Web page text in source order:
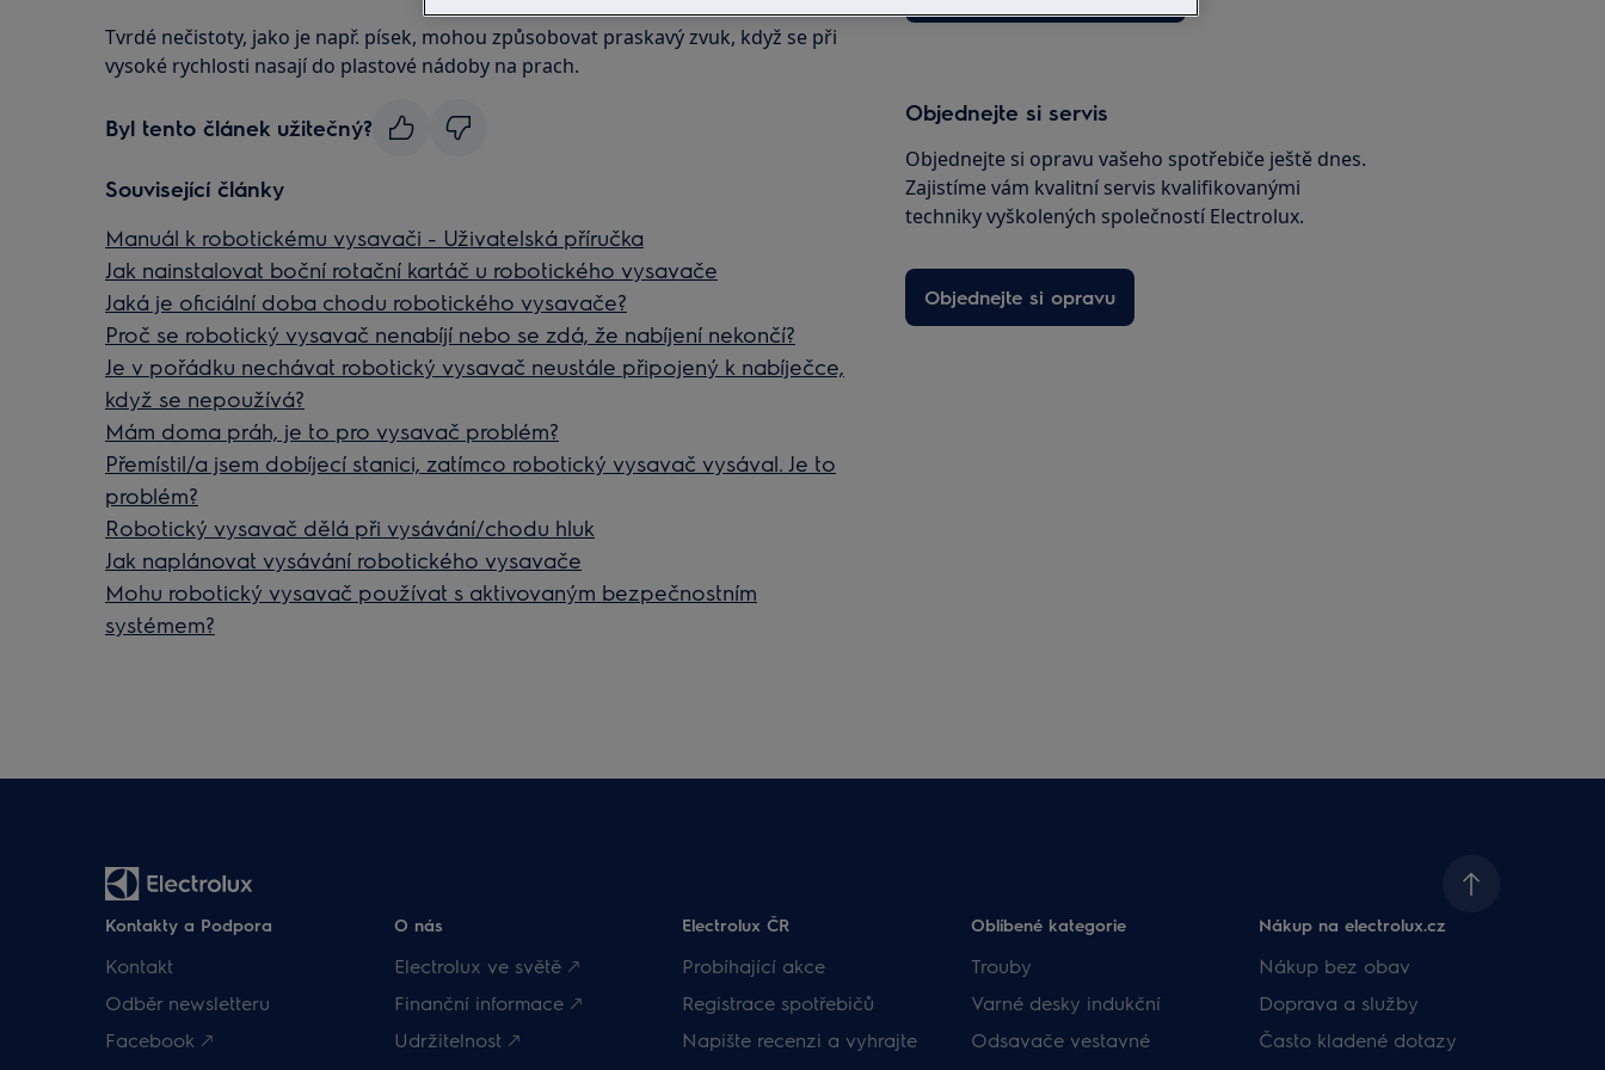
Tvrdé nečistoty, jako je např. písek, mohou způsobovat praskavý zvuk, když se při
vysoké rychlosti nasají do plastové nádoby na prach.
Byl tento článek užitečný?
Související články
Manuál k robotickému vysavači - Uživatelská příručka
Jak nainstalovat boční rotační kartáč u robotického vysavače
Jaká je oficiální doba chodu robotického vysavače?
Proč se robotický vysavač nenabíjí nebo se zdá, že nabíjení nekončí?
Je v pořádku nechávat robotický vysavač neustále připojený k nabíječce,
když se nepoužívá?
Mám doma práh, je to pro vysavač problém?
Přemístil/a jsem dobíjecí stanici, zatímco robotický vysavač vysával. Je to
problém?
Robotický vysavač dělá při vysávání/chodu hluk
Jak naplánovat vysávání robotického vysavače
Mohu robotický vysavač používat s aktivovaným bezpečnostním
systémem?
Objednejte si servis
Objednejte si opravu vašeho spotřebiče ještě dnes.
Zajistíme vám kvalitní servis kvalifikovanými
techniky vyškolených společností Electrolux.
Objednejte si opravu
Kontakty a Podpora
Kontakt
Odběr newsletteru
Facebook 🡕
O nás
Electrolux ve světě 🡕
Finanční informace 🡕
Udržitelnost 🡕
Electrolux ČR
Probíhající akce
Registrace spotřebičů
Napište recenzi a vyhrajte
Oblíbené kategorie
Trouby
Varné desky indukční
Odsavače vestavné
Nákup na electrolux.cz
Nákup bez obav
Doprava a služby
Často kladené dotazy